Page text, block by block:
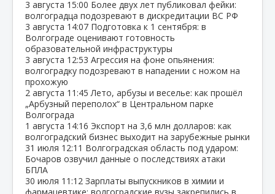
3 августа 15:00 Более двух лет публиковал фейки:
волгоградца подозревают в дискредитации ВС РФ
3 августа 14:07 Подготовка к 1 сентября: в
Волгограде оценивают готовность
образовательной инфраструктуры
3 августа 12:53 Агрессия на фоне опьянения:
волгоградку подозревают в нападении с ножом на
прохожую
2 августа 11:45 Лето, арбузы и веселье: как прошёл
„Арбузный переполох“ в Центральном парке
Волгограда
1 августа 14:16 Экспорт на 3,6 млн долларов: как
волгоградский бизнес выходит на зарубежные рынки
31 июля 12:11 Волгоградская область под ударом:
Бочаров озвучил данные о последствиях атаки
БПЛА
30 июля 11:12 Зарплаты выпускников в химии и